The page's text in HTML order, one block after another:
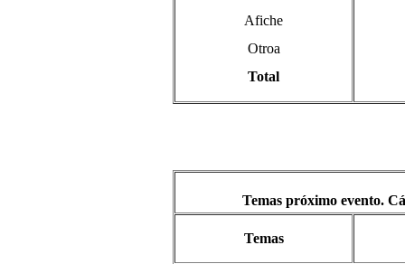
Afiche
Otroa
Total
Temas próximo evento.
Temas